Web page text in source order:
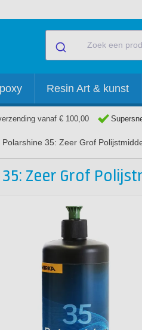
Resin Art & kunst
vanaf € 100,00
Polarshine 35: Zeer Grof
Zeer Grof